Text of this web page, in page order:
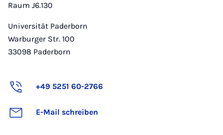
Raum J6.130
Universität Paderborn
Warburger Str. 100
33098 Paderborn
+49 5251 60-2766
E-Mail schreiben